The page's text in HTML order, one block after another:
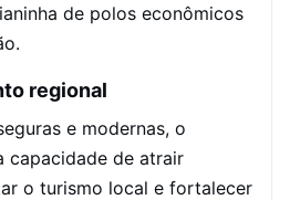
de polos econômicos
regional
e modernas, o
capacidade de atrair
o turismo local e fortalecer